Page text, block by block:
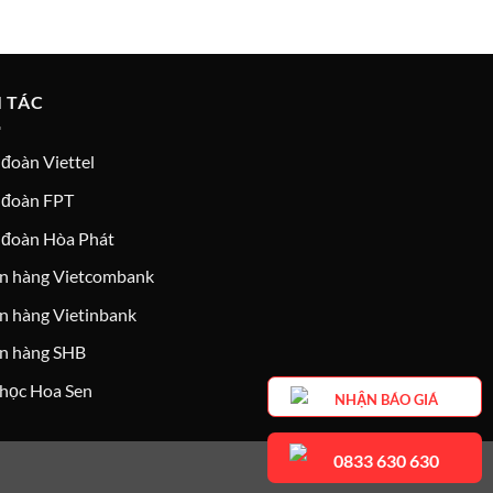
Viettel
FPT
Hòa Phát
hàng Vietcombank
hàng Vietinbank
hàng SHB
Hoa Sen
NHẬN BÁO GIÁ
0833 630 630